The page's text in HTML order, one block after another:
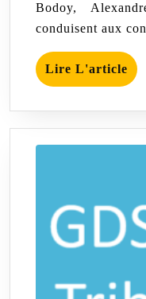
Bodoy,
conduisent aux
Lire L'article Lire